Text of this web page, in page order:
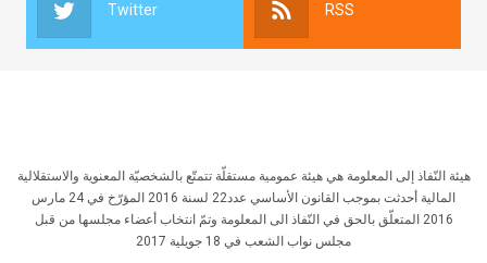
Twitter RSS
هيئة النّفاذ إلى المعلومة هي هيئة عمومية مستقلّة تتمتّع بالشخصيّة المعنوية والاستقلالية
المالية أحدثت بموجب القانون الأساسي عدد22 لسنة 2016 المؤرّخ في 24 مارس
2016 المتعلّق بالحق في النّفاذ الى المعلومة وتمّ انتخاب أعضاء مجلسها من قبل
مجلس نواب الشعب في 18 جويلية 2017